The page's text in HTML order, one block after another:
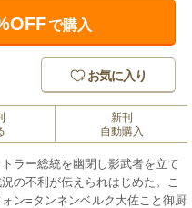
で購入
お気に入り
新刊
自動購入
ラー総統を幽閉し影武者を立て
の不利が伝えられはじめた。こ
ン=タンネンベルク大佐こと御厨